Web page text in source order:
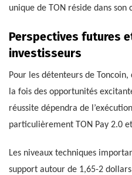
unique de TON réside dans
Perspectives futures
investisseurs
Pour les détenteurs de
la fois des opportunités
réussite dépendra de
particulièrement TON Pay 2.0
Les niveaux techniques
support autour de 1,65-2